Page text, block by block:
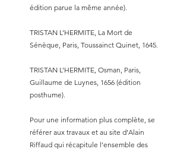
édition parue la même année).
TRISTAN L’HERMITE, La Mort de
Sénèque, Paris, Toussainct Quinet, 1645.
TRISTAN L’HERMITE, Osman, Paris,
Guillaume de Luynes, 1656 (édition
posthume).
Pour une information plus complète, se
référer aux travaux et au site d’Alain
Riffaud qui récapitule l’ensemble des